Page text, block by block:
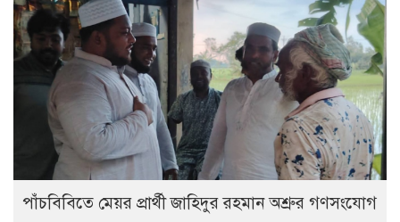
পাঁচবিবিতে মেয়র প্রার্থী জাহিদুর রহমান অশ্রুর গণসংযোগ